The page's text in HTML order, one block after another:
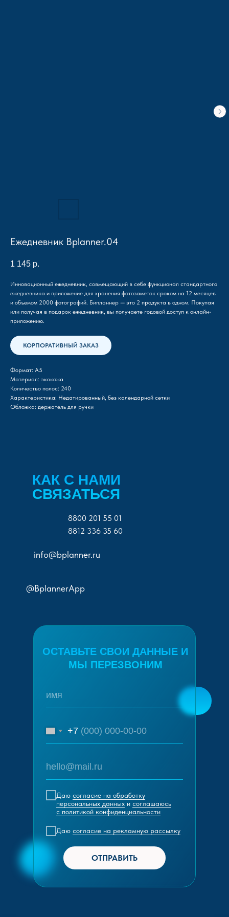
Ежедневник Bplanner.04
1 145 р.
Инновационный ежедневник, совмещающий в себе функционал стандартного
ежедневника и приложение для хранения фотозаметок сроком на 12 месяцев
и объемом 2000 фотографий. Бипланнер — это 2 продукта в одном. Покупая
или получая в подарок ежедневник, вы получаете годовой доступ к онлайн-
приложению.
КОРПОРАТИВНЫЙ ЗАКАЗ
Формат: А5
Материал: экокожа
Количество полос: 240
Характеристика: Недатированный, без календарной сетки
Обложка: держатель для ручки
ОСТАВЬТЕ СВОИ ДАННЫЕ И
МЫ ПЕРЕЗВОНИМ
+7
Даю согласие на обработку
персональных данных и соглашаюсь
c политикой конфиденциальности
Даю согласие на рекламную рассылку
ОТПРАВИТЬ
@BplannerApp
info@bplanner.ru
8812 336 35 60
8800 201 55 01
КАК С НАМИ
СВЯЗАТЬСЯ